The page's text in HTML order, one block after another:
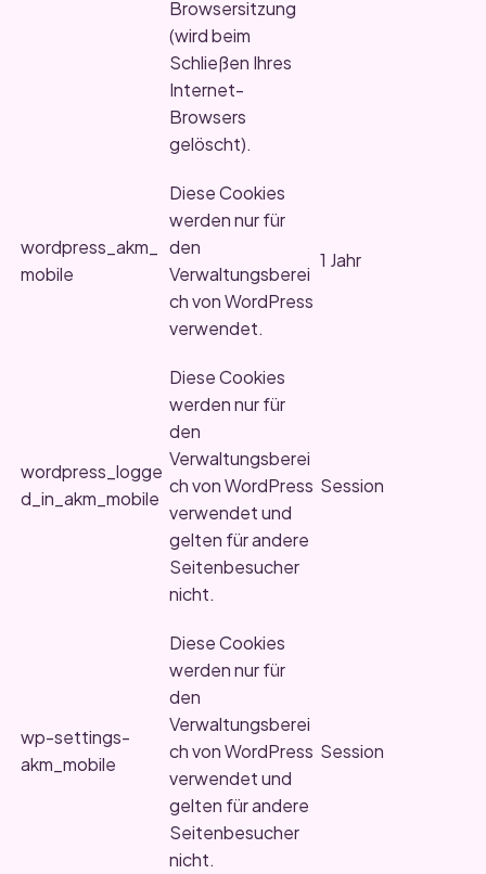
Browsersitzung
(wird beim
Schließen Ihres
Internet-
Browsers
gelöscht).
wordpress_akm_
mobile
Diese Cookies
werden nur für
den
Verwaltungsberei
ch von WordPress
verwendet.
1 Jahr
wordpress_logge
d_in_akm_mobile
Diese Cookies
werden nur für
den
Verwaltungsberei
ch von WordPress
verwendet und
gelten für andere
Seitenbesucher
nicht.
Session
wp-settings-
akm_mobile
Diese Cookies
werden nur für
den
Verwaltungsberei
ch von WordPress
verwendet und
gelten für andere
Seitenbesucher
nicht.
Session